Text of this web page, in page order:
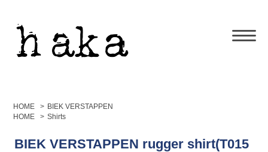
HOME > BIEK VERSTAPPEN
HOME
> Shirts
BIEK VERSTAPPEN rugger shirt(T015